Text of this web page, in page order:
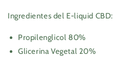
Ingredientes del E-liquid CBD:
Propilenglicol 80%
Glicerina Vegetal 20%